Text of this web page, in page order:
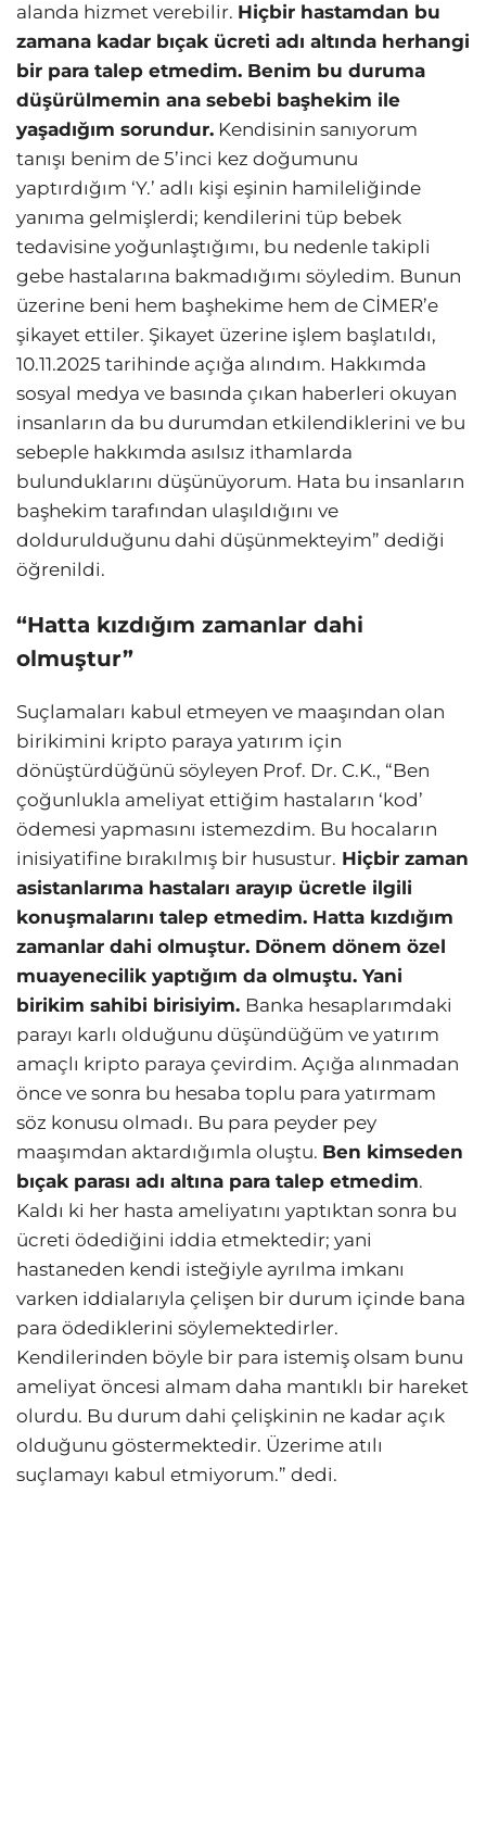
alanda hizmet verebilir. Hiçbir hastamdan bu
zamana kadar bıçak ücreti adı altında herhangi
bir para talep etmedim. Benim bu duruma
düşürülmemin ana sebebi başhekim ile
yaşadığım sorundur. Kendisinin sanıyorum
tanışı benim de 5’inci kez doğumunu
yaptırdığım ‘Y.’ adlı kişi eşinin hamileliğinde
yanıma gelmişlerdi; kendilerini tüp bebek
tedavisine yoğunlaştığımı, bu nedenle takipli
gebe hastalarına bakmadığımı söyledim. Bunun
üzerine beni hem başhekime hem de CİMER’e
şikayet ettiler. Şikayet üzerine işlem başlatıldı,
10.11.2025 tarihinde açığa alındım. Hakkımda
sosyal medya ve basında çıkan haberleri okuyan
insanların da bu durumdan etkilendiklerini ve bu
sebeple hakkımda asılsız ithamlarda
bulunduklarını düşünüyorum. Hata bu insanların
başhekim tarafından ulaşıldığını ve
doldurulduğunu dahi düşünmekteyim” dediği
öğrenildi.
“Hatta kızdığım zamanlar dahi
olmuştur”
Suçlamaları kabul etmeyen ve maaşından olan
birikimini kripto paraya yatırım için
dönüştürdüğünü söyleyen Prof. Dr. C.K., “Ben
çoğunlukla ameliyat ettiğim hastaların ‘kod’
ödemesi yapmasını istemezdim. Bu hocaların
inisiyatifine bırakılmış bir husustur. Hiçbir zaman
asistanlarıma hastaları arayıp ücretle ilgili
konuşmalarını talep etmedim. Hatta kızdığım
zamanlar dahi olmuştur. Dönem dönem özel
muayenecilik yaptığım da olmuştu. Yani
birikim sahibi birisiyim. Banka hesaplarımdaki
parayı karlı olduğunu düşündüğüm ve yatırım
amaçlı kripto paraya çevirdim. Açığa alınmadan
önce ve sonra bu hesaba toplu para yatırmam
söz konusu olmadı. Bu para peyder pey
maaşımdan aktardığımla oluştu. Ben kimseden
bıçak parası adı altına para talep etmedim.
Kaldı ki her hasta ameliyatını yaptıktan sonra bu
ücreti ödediğini iddia etmektedir; yani
hastaneden kendi isteğiyle ayrılma imkanı
varken iddialarıyla çelişen bir durum içinde bana
para ödediklerini söylemektedirler.
Kendilerinden böyle bir para istemiş olsam bunu
ameliyat öncesi almam daha mantıklı bir hareket
olurdu. Bu durum dahi çelişkinin ne kadar açık
olduğunu göstermektedir. Üzerime atılı
suçlamayı kabul etmiyorum.” dedi.